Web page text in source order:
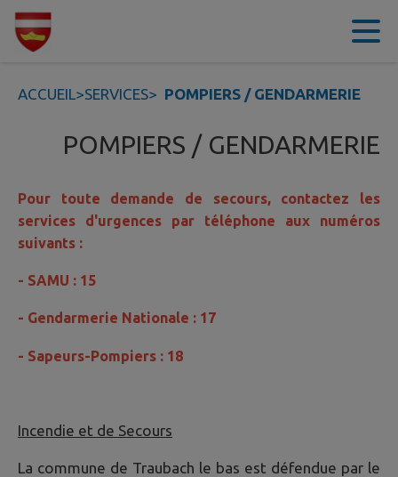
Contenu
ACCUEIL>SERVICES> POMPIERS / GENDARMERIE
POMPIERS / GENDARMERIE
Pour toute demande de secours, contactez les
services d'urgences par téléphone aux numéros
suivants :
- SAMU : 15
- Gendarmerie Nationale : 17
- Sapeurs-Pompiers : 18
Incendie et de Secours
La commune de Traubach le bas est défendue par le